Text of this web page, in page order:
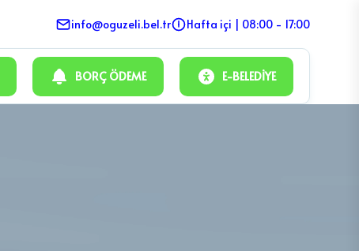
info@oguzeli.bel.tr Hafta içi | 08:00 - 17:00
BORÇ ÖDEME E-BELEDIYE